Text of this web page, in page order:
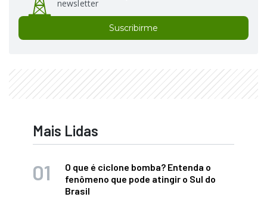
newsletter
Suscribirme
Mais Lidas
O que é ciclone bomba? Entenda o
fenômeno que pode atingir o Sul do
Brasil